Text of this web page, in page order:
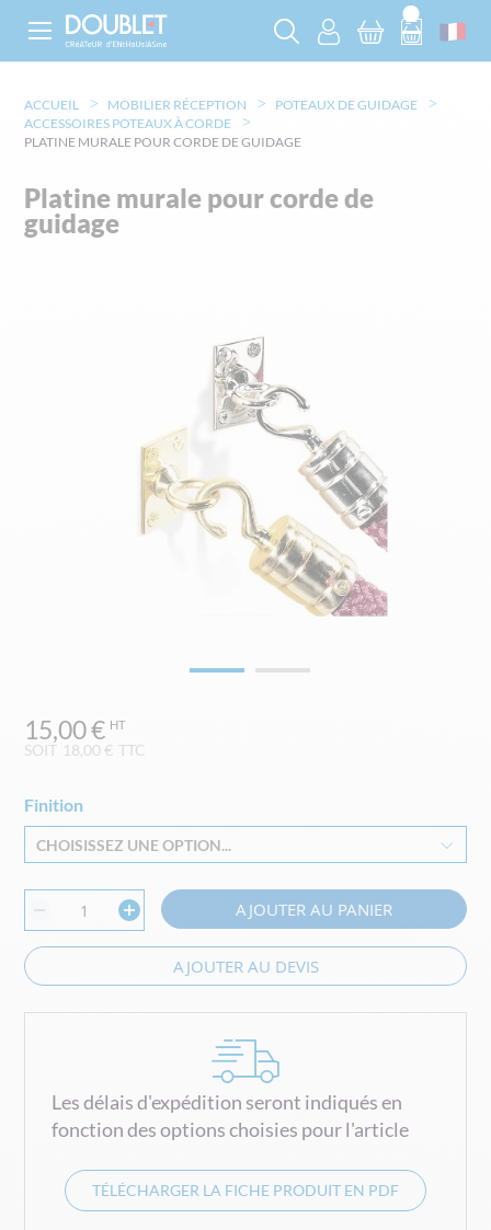
ACCUEIL MOBILIER RÉCEPTION
POTEAUX DE GUIDAGE
ACCESSOIRES POTEAUX À CORDE
PLATINE MURALE POUR CORDE DE GUIDAGE
SOIT 18,00 € TTC
15,00 €
Finition
CHOISISSEZ UNE OPTION...
AJOUTER AU PANIER
AJOUTER AU DEVIS
Les délais d'expédition seront indiqués en
fonction des options choisies pour l'article
TÉLÉCHARGER LA FICHE PRODUIT EN PDF
Platine murale pour corde de
guidage
to
the
the
gallery